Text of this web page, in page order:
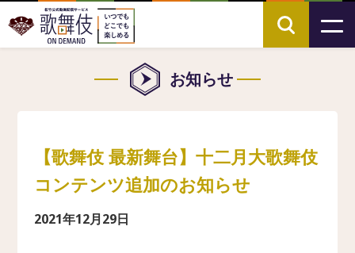
お知らせ
【歌舞伎 最新舞台】十二月大歌舞伎
コンテンツ追加のお知らせ
2021年12月29日